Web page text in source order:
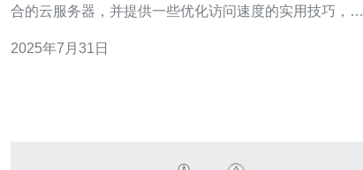
合的云服务器，并提供一些优化访问速度的实用技巧，以
器？ 选择香港云服务器时，首先需要明确您的需求，包括
2025年7月31日